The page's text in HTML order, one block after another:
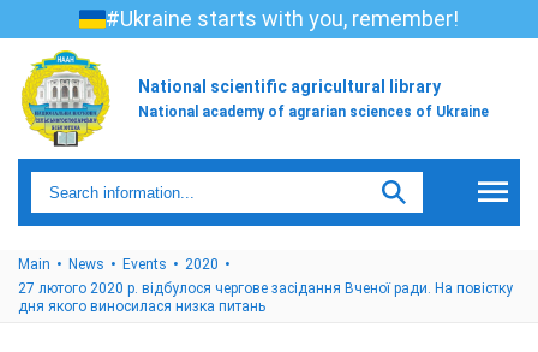
#Ukraine starts with you, remember!
National scientific agricultural library
National academy of agrarian sciences of Ukraine
Main News Events
2020
27 лютого 2020 р. відбулося чергове засідання Вченої ради. На повістку
дня якого виносилася низка питань